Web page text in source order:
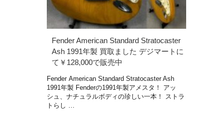
Fender American Standard Stratocaster
Ash 1991年製 買取ました デジマートに
て￥128,000で販売中
Fender American Standard Stratocaster Ash
1991年製 Fenderの1991年製アメスタ！ アッ
シュ、ナチュラルボディの珍しい一本！ ストラ
トらし …